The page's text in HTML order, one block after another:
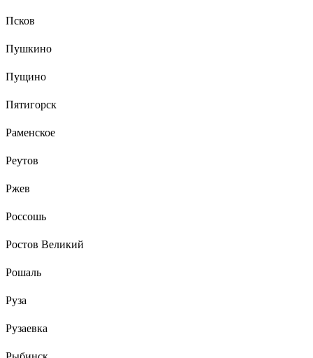
Псков
Пушкино
Пущино
Пятигорск
Раменское
Реутов
Ржев
Россошь
Ростов Великий
Рошаль
Руза
Рузаевка